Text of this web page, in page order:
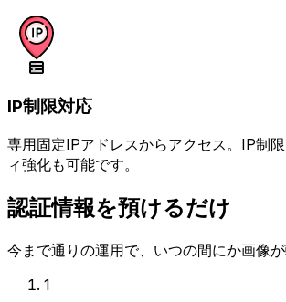
IP制限対応
専用固定IPアドレスからアクセス。IP制
ィ強化も可能です。
認証情報を預けるだけ
今まで通りの運用で、いつの間にか画像
1